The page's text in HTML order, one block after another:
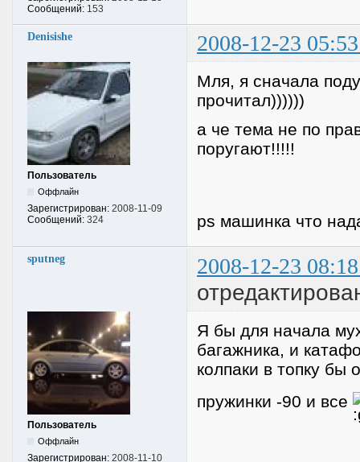
Сообщений: 153
Denisishe 2008-12-23
Пользователь
Оффлайн
Зарегистрирован: 2008-11-09
Сообщений: 324
Мля, я сначала
прочитал))))))
а че тема не по
поругают!!!!!
ps машинка что
sputneg 2008-12-23
Пользователь
Оффлайн
Зарегистрирован: 2008-11-10
Я бы для начала
багажника, и
колпаки в топку
пружинки -90 и все